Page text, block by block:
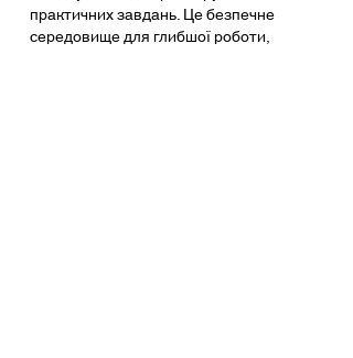
практичних завдань. Це безпечне
середовище для глибшої роботи,